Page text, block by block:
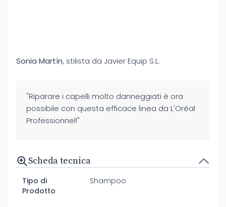
Sonia Martín, stilista da Javier Equip S.L.
"Riparare i capelli molto danneggiati è ora
possibile con questa efficace linea da L'Oréal
Professionnel!"
Scheda tecnica
Tipo di
Prodotto
Shampoo